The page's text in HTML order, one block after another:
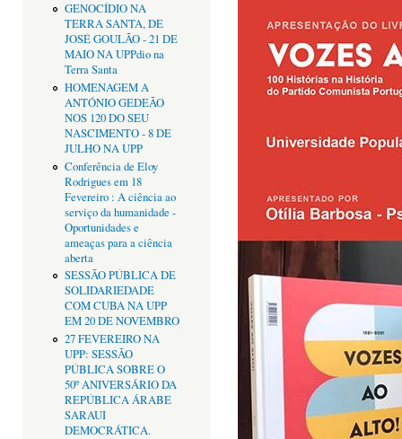
GENOCÍDIO NA
TERRA SANTA, DE
JOSÉ GOULÃO - 21 DE
MAIO NA UPPdio na
Terra Santa
HOMENAGEM A
ANTÓNIO GEDEÃO
NOS 120 DO SEU
NASCIMENTO - 8 DE
JULHO NA UPP
Conferência de Eloy
Rodrigues em 18
Fevereiro : A ciência ao
serviço da humanidade -
Oportunidades e
ameaças para a ciência
aberta
SESSÃO PÚBLICA DE
SOLIDARIEDADE
COM CUBA NA UPP
EM 20 DE NOVEMBRO
27 FEVEREIRO NA
UPP: SESSÃO
PÚBLICA SOBRE O
50º ANIVERSÁRIO DA
REPÚBLICA ÁRABE
SARAUI
DEMOCRÁTICA.